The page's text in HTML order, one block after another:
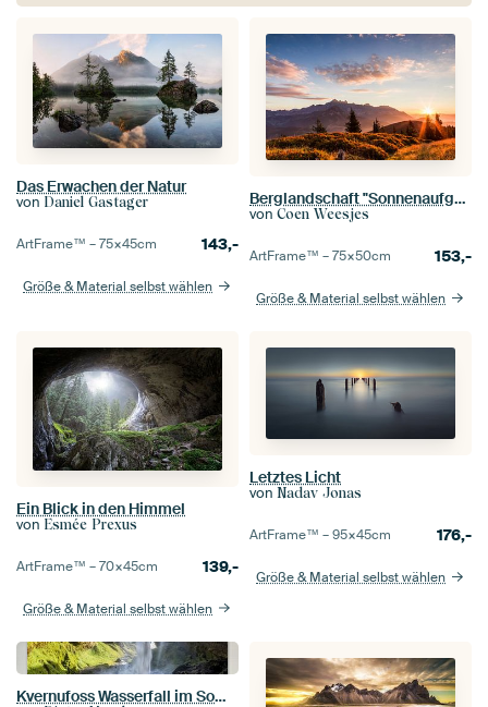
Das Erwachen der Natur
von Daniel Gastager
ArtFrame™ –75×45cm 143,-
Größe & Material selbst wählen
Berglandschaft "Sonnenaufgang mit Dachstein"
von Coen Weesjes
ArtFrame™ –75×50cm 153,-
Größe & Material selbst wählen
Ein Blick in den Himmel
von Esmée Prexus
ArtFrame™ –70×45cm 139,-
Größe & Material selbst wählen
Letztes Licht
von Nadav Jonas
ArtFrame™ –95×45cm 176,-
Größe & Material selbst wählen
Kvernufoss Wasserfall im Sommer bei blauem Himmel in Island